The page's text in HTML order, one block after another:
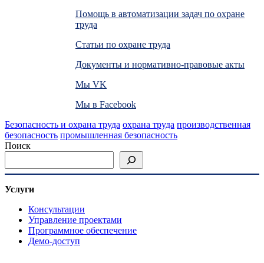
Помощь в автоматизации задач по охране
труда
Статьи по охране труда
Документы и нормативно-правовые акты
Мы VK
Мы в Facebook
Безопасность и охрана труда охрана труда производственная
безопасность промышленная безопасность
Поиск
Услуги
Консультации
Управление проектами
Программное обеспечение
Демо-доступ